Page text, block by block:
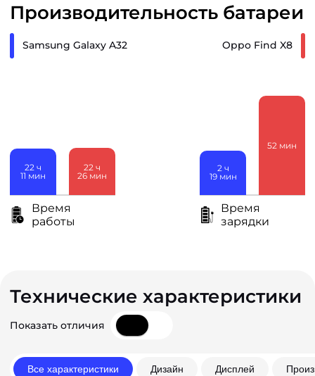
Производительность батареи
Samsung Galaxy A32 Oppo Find X8
22 ч
11 мин
22 ч
26 мин
Время
работы
2 ч
19 мин
52 мин
Время
зарядки
Технические характеристики
Показать отличия
Все характеристики Дизайн Дисплей